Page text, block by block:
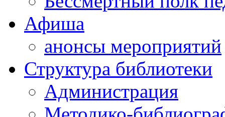
Афиша
анонсы мероприятий
Структура библиотеки
Администрация